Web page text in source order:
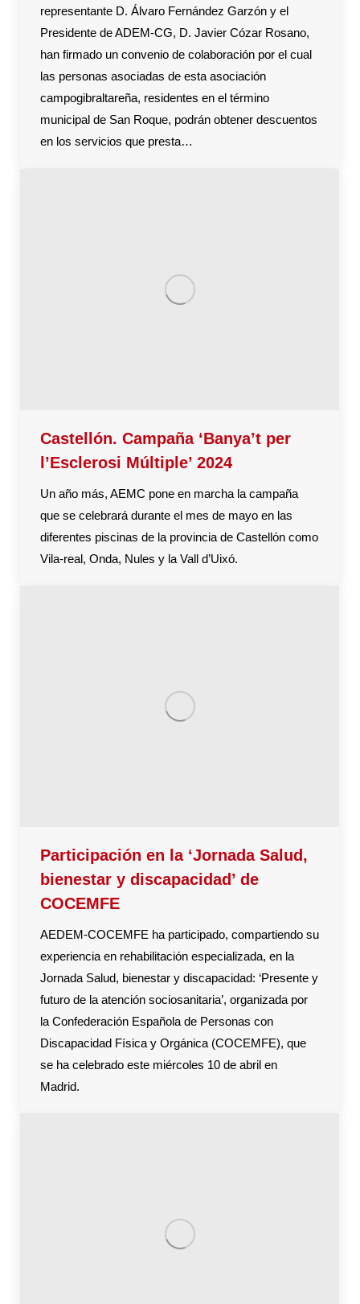
representante D. Álvaro Fernández Garzón y el
Presidente de ADEM-CG, D. Javier Cózar Rosano,
han firmado un convenio de colaboración por el cual
las personas asociadas de esta asociación
campogibraltareña, residentes en el término
municipal de San Roque, podrán obtener descuentos
en los servicios que presta…
Castellón. Campaña ‘Banya’t per
l’Esclerosi Múltiple’ 2024
Un año más, AEMC pone en marcha la campaña
que se celebrará durante el mes de mayo en las
diferentes piscinas de la provincia de Castellón como
Vila-real, Onda, Nules y la Vall d’Uixó.
Participación en la ‘Jornada Salud,
bienestar y discapacidad’ de
COCEMFE
AEDEM-COCEMFE ha participado, compartiendo su
experiencia en rehabilitación especializada, en la
Jornada Salud, bienestar y discapacidad: ‘Presente y
futuro de la atención sociosanitaria’, organizada por
la Confederación Española de Personas con
Discapacidad Física y Orgánica (COCEMFE), que
se ha celebrado este miércoles 10 de abril en
Madrid.